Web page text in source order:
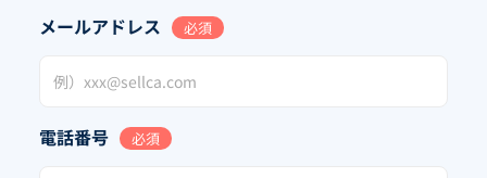
メールアドレス 必須
電話番号 必須